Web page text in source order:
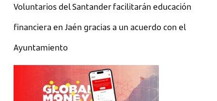
Voluntarios del Santander facilitarán educación
financiera en Jaén gracias a un acuerdo con el
Ayuntamiento